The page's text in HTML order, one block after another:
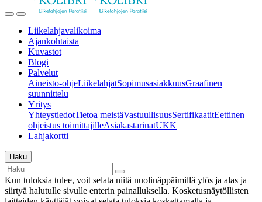
Liikelahjavalikoima
Ajankohtaista
Kuvastot
Blogi
Palvelut
Aineisto-ohjeLiikelahjatSopimusasiakkuusGraafinen
suunnittelu
Yritys
YhteystiedotTietoa meistäVastuullisuusSertifikaatitEettinen
ohjeistus toimittajilleAsiakastarinatUKK
Lahjakortti
Haku
Kun tuloksia tulee, voit selata niitä nuolinäppäimillä ylös ja alas ja
siirtyä halutulle sivulle enterin painalluksella. Kosketusnäytöllisten